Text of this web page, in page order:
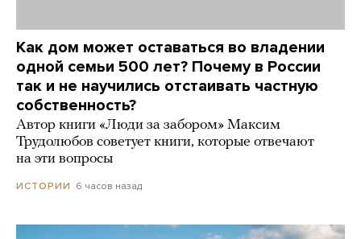
Как дом может оставаться во владении
одной семьи 500 лет? Почему в России
так и не научились отстаивать частную
собственность?
Автор книги «Люди за забором» Максим
Трудолюбов советует книги, которые отвечают
на эти вопросы
ИСТОРИИ 6 часов назад